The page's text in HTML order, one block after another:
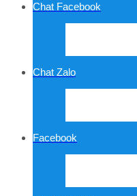
Chat Facebook
Chat Zalo
Facebook